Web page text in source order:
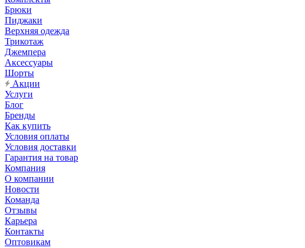
Брюки
Пиджаки
Верхняя одежда
Трикотаж
Джемпера
Аксессуары
Шорты
Акции
Услуги
Блог
Бренды
Как купить
Условия оплаты
Условия доставки
Гарантия на товар
Компания
О компании
Новости
Команда
Отзывы
Карьера
Контакты
Оптовикам